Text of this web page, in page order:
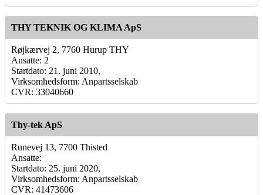
THY TEKNIK OG KLIMA ApS
Røjkærvej 2, 7760 Hurup THY
Ansatte: 2
Startdato: 21. juni 2010,
Virksomhedsform: Anpartsselskab
CVR: 33040660
Thy-tek ApS
Runevej 13, 7700 Thisted
Ansatte:
Startdato: 25. juni 2020,
Virksomhedsform: Anpartsselskab
CVR: 41473606